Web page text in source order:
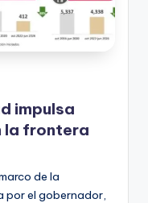
impulsa
la frontera
de la
por el gobernador,